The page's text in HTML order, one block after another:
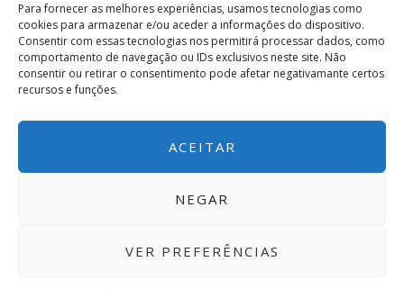
Para fornecer as melhores experiências, usamos tecnologias como
cookies para armazenar e/ou aceder a informações do dispositivo.
Consentir com essas tecnologias nos permitirá processar dados, como
comportamento de navegação ou IDs exclusivos neste site. Não
consentir ou retirar o consentimento pode afetar negativamante certos
recursos e funções.
ACEITAR
NEGAR
VER PREFERÊNCIAS